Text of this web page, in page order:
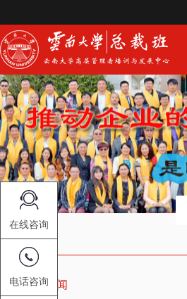
中心动态新闻
在线咨询
电话咨询